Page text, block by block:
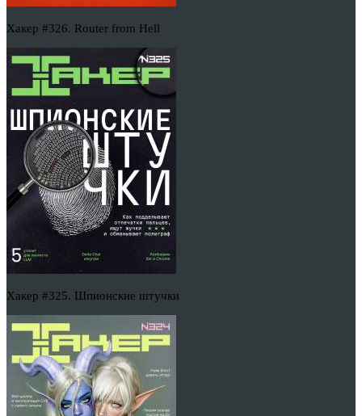
Хакер #326. Router from Hell
Хакер #325. Шпионские штучки